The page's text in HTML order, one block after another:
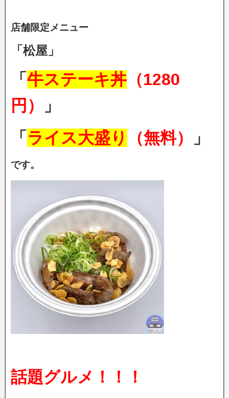
店舗限定メニュー
「松屋」
「 牛ステーキ丼 （1280
円）
」
「 ライス大盛り （無料） 」
です。
話題グルメ！！！